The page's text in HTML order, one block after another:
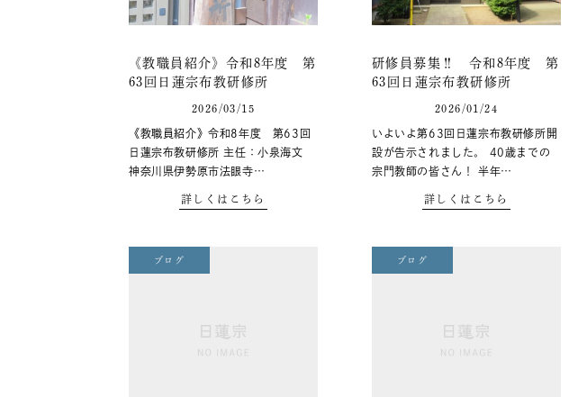
《教職員紹介》令和8年度 第
63回日蓮宗布教研修所
2026/03/15
《教職員紹介》令和8年度 第63回
日蓮宗布教研修所 主任：小泉海文
神奈川県伊勢原市法眼寺…
詳しくはこちら
研修員募集‼ 令和8年度 第
63回日蓮宗布教研修所
2026/01/24
いよいよ第63回日蓮宗布教研修所開
設が告示されました。 40歳までの
宗門教師の皆さん！ 半年…
詳しくはこちら
ブログ ブログ